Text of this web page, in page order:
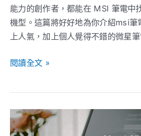
能力的創作者，都能在 MSI 筆電中
機型。這篇將好好地為你介紹msi筆
上人氣，加上個人覺得不錯的微星
者
必
看！
閱讀全文 »
【2026】
DELL